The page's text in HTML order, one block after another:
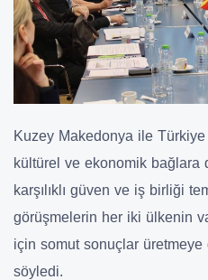
Kuzey Makedonya ile
kültürel ve ekonomik bağlara
karşılıklı güven ve iş birliği
görüşmelerin her iki ülkenin
için somut sonuçlar üretmeye
söyledi.